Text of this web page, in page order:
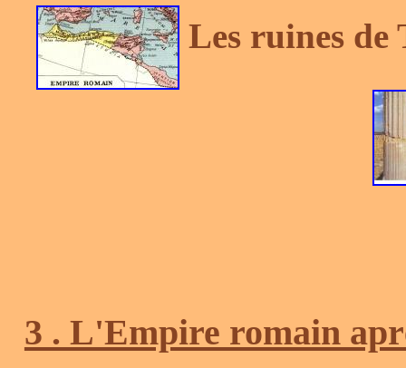
Les ruines
3 . L'Empire romain